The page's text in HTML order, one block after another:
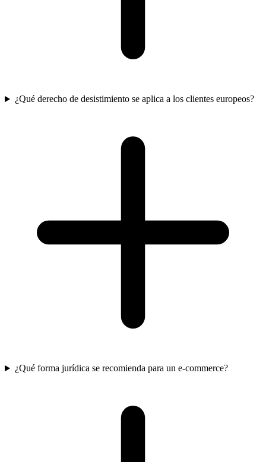
¿Qué derecho de desistimiento se aplica a los clientes europeos?
¿Qué forma jurídica se recomienda para un e-commerce?